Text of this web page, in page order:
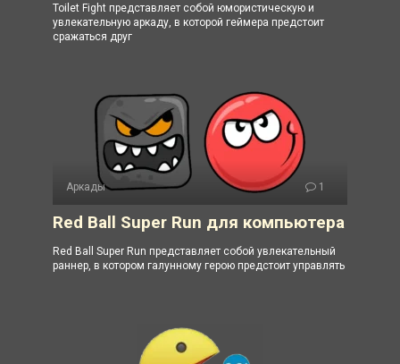
Toilet Fight представляет собой юмористическую и
увлекательную аркаду, в которой геймера предстоит
сражаться друг
Аркады 1
Red Ball Super Run для компьютера
Red Ball Super Run представляет собой увлекательный
раннер, в котором галунному герою предстоит управлять